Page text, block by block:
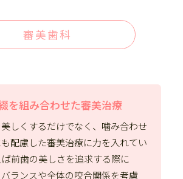
審美歯科
を組み合わせた審美治療
しくするだけでなく、噛み合わせ
配慮した審美治療に力を入れてい
ば前歯の美しさを追求する際に
ランスや全体の咬合関係を考慮